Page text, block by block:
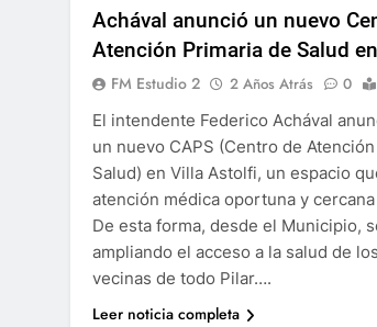
Achával anunció un nuevo
Atención Primaria de Salud
FM Estudio 2 2 Años Atrás 0
El intendente Federico Achával
un nuevo CAPS (Centro de
Salud) en Villa Astolfi, un espacio
atención médica oportuna y
De esta forma, desde el Municipio,
ampliando el acceso a la salud de
vecinas de todo Pilar….
Leer noticia completa